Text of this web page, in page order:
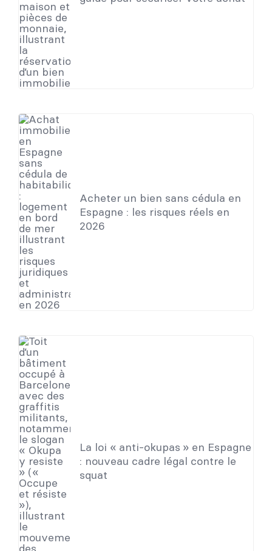
Acheter un bien sans cédula en
Espagne : les risques réels en
2026
La loi « anti-okupas » en Espagne
: nouveau cadre légal contre le
squat